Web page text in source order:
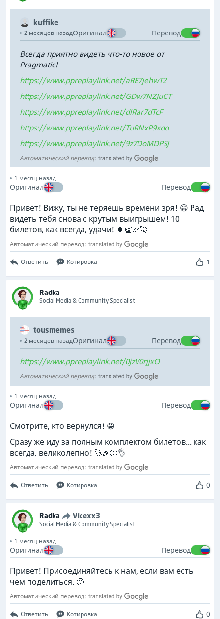
kuffike
2 месяцев назадОригинал Перевод
Всегда приятно видеть что-то новое от
Pragmatic!
https://www.ppreplaylink.net/aRE7jehwT2
https://www.ppreplaylink.net/GDw7NZJuCT
https://www.ppreplaylink.net/dlRar7dTcF
https://www.ppreplaylink.net/TuRNxP9xdo
https://www.ppreplaylink.net/9z7DoMDPSJ
Автоматический перевод:
1 месяц назад
Оригинал Перевод
Привет! Вижу, ты не теряешь времени зря! 😀 Рад
видеть тебя снова с крутым выигрышем! 10
билетов, как всегда, удачи! 🍀👏🎉🚀
Автоматический перевод:
Ответить Котировка 1
Radka
Social Media & Community Specialist
tousmemes
2 месяцев назадОригинал Перевод
https://www.ppreplaylink.net/0jzV0rjjxO
Автоматический перевод:
1 месяц назад
Оригинал Перевод
Смотрите, кто вернулся! 😀
Сразу же иду за полным комплектом билетов... как
всегда, великолепно! 🚀🎉👏👌
Автоматический перевод:
Ответить Котировка 0
Radka Vicexx3
Social Media & Community Specialist
1 месяц назад
Оригинал Перевод
Привет! Присоединяйтесь к нам, если вам есть
чем поделиться. 🙂
Автоматический перевод:
Ответить Котировка 0